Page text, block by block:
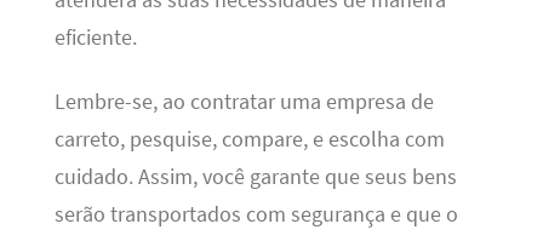
eficiente.
Lembre-se, ao contratar uma empresa de
carreto, pesquise, compare, e escolha com
cuidado. Assim, você garante que seus bens
serão transportados com segurança e que o